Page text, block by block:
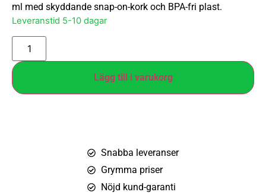
ml med skyddande snap-on-kork och BPA-fri plast.
Leveranstid 5-10 dagar
Lägg till i varukorg
Snabba leveranser
Grymma priser
Nöjd kund-garanti